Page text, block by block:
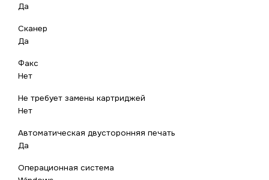
Да
Сканер
Да
Факс
Нет
Не требует замены картриджей
Нет
Автоматическая двусторонняя печать
Да
Операционная система